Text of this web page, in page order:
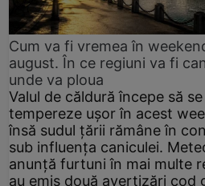
Cum va fi vremea în
august. În ce regiuni va fi
unde va ploua
Valul de căldură începe să se
tempereze ușor în acest
însă sudul țării rămâne în
sub influența caniculei.
anunță furtuni în mai multe
au emis două avertizări cod